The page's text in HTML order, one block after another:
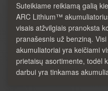
Suteikiame reikiamą galią
ARC Lithium™
visais atžvilgiais pranoksta
pranašesnis už benziną.
akumuliatoriai yra keičiami
prietaisų asortimente, todėl
darbui yra tinkamas